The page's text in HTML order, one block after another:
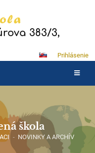
383/3,
Prihlásenie
škola
- NOVINKY A ARCHÍV